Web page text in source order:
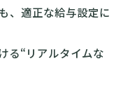
、適正な給与設定に
る“リアルタイムな